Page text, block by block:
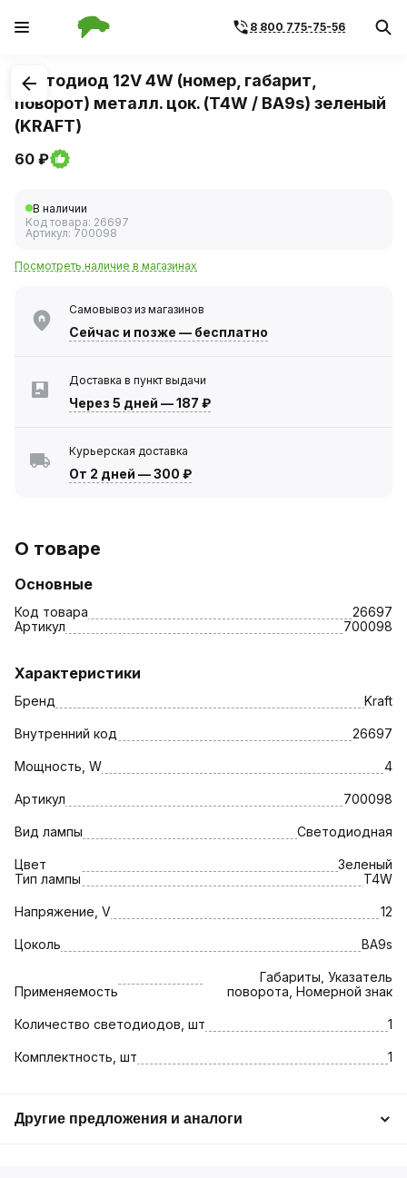
8 800 775-75-56
1/1
Светодиод 12V 4W (номер, габарит,
поворот) металл. цок. (T4W / BA9s) зеленый
(KRAFT)
60 ₽
В наличии
Код товара: 26697
Артикул: 700098
Посмотреть наличие в магазинах
Самовывоз из магазинов
Сейчас и позже — бесплатно
Доставка в пункт выдачи
Через 5 дней —187 ₽
Курьерская доставка
От 2 дней —300 ₽
О товаре
Основные
Код товара
26697
Артикул
700098
Характеристики
Бренд Kraft
Внутренний код 26697
Мощность, W 4
Артикул 700098
Вид лампы Светодиодная
Цвет
Зеленый
Тип лампы
T4W
Напряжение, V 12
Цоколь BA9s
Применяемость
Габариты, Указатель
поворота, Номерной знак
Количество светодиодов, шт 1
Комплектность, шт 1
Другие предложения и аналоги